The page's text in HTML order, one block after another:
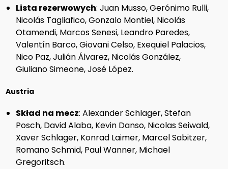
Lista rezerwowych: Juan Musso, Gerónimo Rulli,
Nicolás Tagliafico, Gonzalo Montiel, Nicolás
Otamendi, Marcos Senesi, Leandro Paredes,
Valentín Barco, Giovani Celso, Exequiel Palacios,
Nico Paz, Julián Álvarez, Nicolás González,
Giuliano Simeone, José López.
Austria
Skład na mecz: Alexander Schlager, Stefan
Posch, David Alaba, Kevin Danso, Nicolas Seiwald,
Xaver Schlager, Konrad Laimer, Marcel Sabitzer,
Romano Schmid, Paul Wanner, Michael
Gregoritsch.